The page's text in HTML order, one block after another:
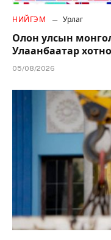
НИЙГЭМ Урлаг
Олон улсын
Улаанбаатар
05/08/2026